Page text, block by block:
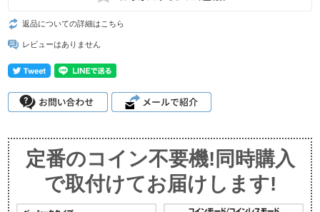
返品についての詳細はこちら
レビューはありません
定番のコイン不要機!同時購入
で取付けてお届けします!